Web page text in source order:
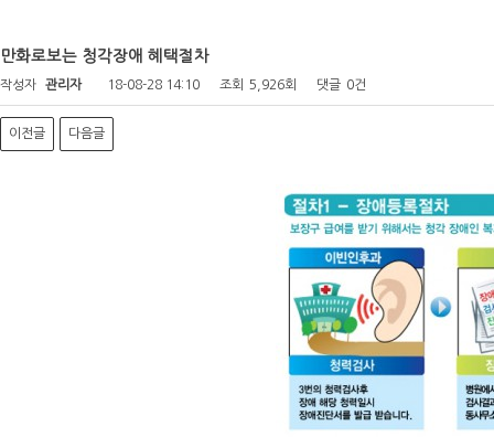
만화로보는 청각장애 혜택절차
작성자 관리자 18-08-28 14:10 조회 5,926회 댓글 0건
이전글 다음글